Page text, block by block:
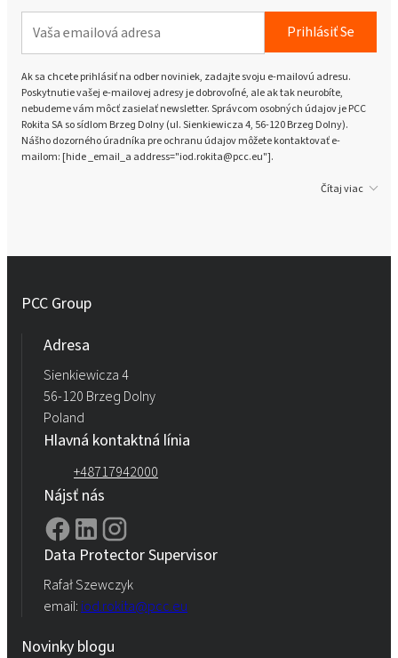
Prihlásiť Se
Ak sa chcete prihlásiť na odber noviniek, zadajte svoju e-mailovú adresu.
Poskytnutie vašej e-mailovej adresy je dobrovoľné, ale ak tak neurobíte,
nebudeme vám môcť zasielať newsletter. Správcom osobných údajov je PCC
Rokita SA so sídlom Brzeg Dolny (ul. Sienkiewicza 4, 56-120 Brzeg Dolny).
Nášho dozorného úradníka pre ochranu údajov môžete kontaktovať e-
mailom: [hide _email_a address="iod.rokita@pcc.eu"].
Čítaj viac
PCC Group
Adresa
Sienkiewicza 4
56-120 Brzeg Dolny
Poland
Hlavná kontaktná línia
+48717942000
Nájsť nás
Data Protector Supervisor
Rafał Szewczyk
email: iod.rokita@pcc.eu
Novinky blogu